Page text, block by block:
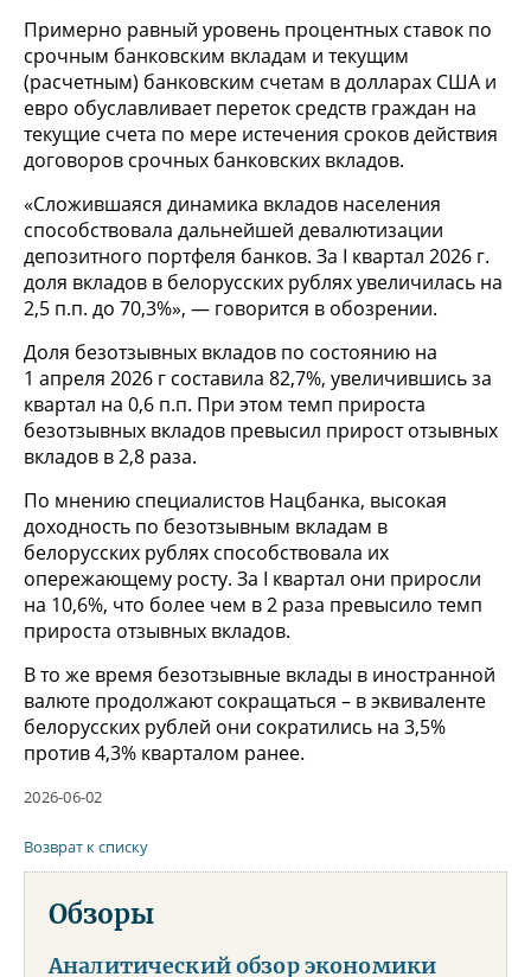
Примерно равный уровень процентных ставок по
срочным банковским вкладам и текущим
(расчетным) банковским счетам в долларах США и
евро обуславливает переток средств граждан на
текущие счета по мере истечения сроков действия
договоров срочных банковских вкладов.
«Сложившаяся динамика вкладов населения
способствовала дальнейшей девалютизации
депозитного портфеля банков. За I квартал 2026 г.
доля вкладов в белорусских рублях увеличилась на
2,5 п.п. до 70,3%», — говорится в обозрении.
Доля безотзывных вкладов по состоянию на
1 апреля 2026 г составила 82,7%, увеличившись за
квартал на 0,6 п.п. При этом темп прироста
безотзывных вкладов превысил прирост отзывных
вкладов в 2,8 раза.
По мнению специалистов Нацбанка, высокая
доходность по безотзывным вкладам в
белорусских рублях способствовала их
опережающему росту. За I квартал они приросли
на 10,6%, что более чем в 2 раза превысило темп
прироста отзывных вкладов.
В то же время безотзывные вклады в иностранной
валюте продолжают сокращаться – в эквиваленте
белорусских рублей они сократились на 3,5%
против 4,3% кварталом ранее.
2026-06-02
Возврат к списку
Обзоры
Аналитический обзор экономики